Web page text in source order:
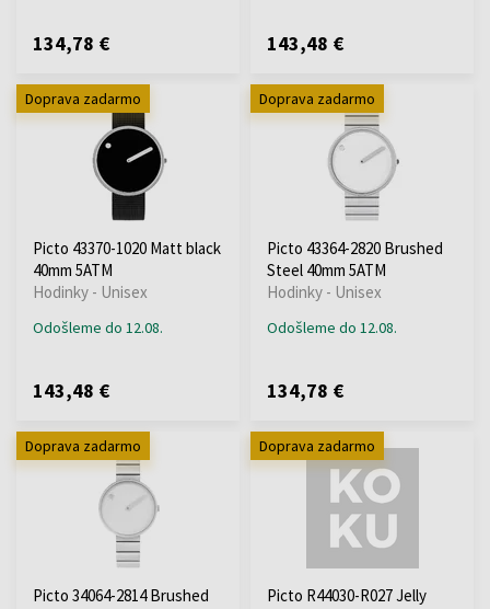
134,78 € 143,48 €
Doprava zadarmo
Picto 43370-1020 Matt black
40mm 5ATM
Hodinky - Unisex
Odošleme do 12.08.
143,48 €
Doprava zadarmo
Picto 43364-2820 Brushed
Steel 40mm 5ATM
Hodinky - Unisex
Odošleme do 12.08.
134,78 €
Doprava zadarmo
Picto 34064-2814 Brushed
Doprava zadarmo
Picto R44030-R027 Jelly